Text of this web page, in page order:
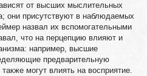
от высших мыслительных
они присутствуют в наблюдаемых
назвал их вспомогательными
что на перцепцию влияют и
например, высшие
предварительную
могут влиять на восприятие.